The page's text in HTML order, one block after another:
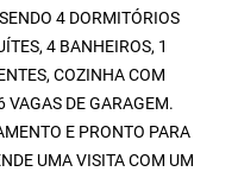
4 DORMITÓRIOS
4 BANHEIROS, 1
COZINHA COM
VAGAS DE GARAGEM.
E PRONTO PARA
UMA VISITA COM UM